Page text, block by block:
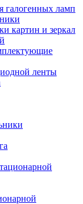
галогенных ламп
картин и зеркал
ленты